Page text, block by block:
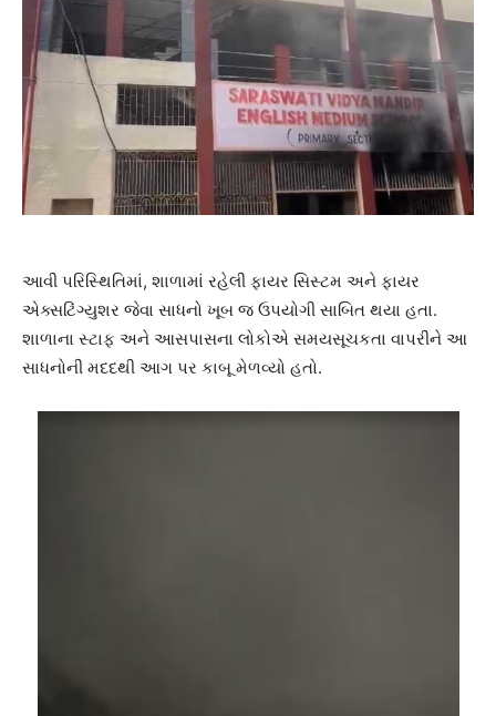
આવી પરિસ્થિતિમાં, શાળામાં રહેલી ફાયર સિસ્ટમ અને ફાયર
એક્સટિંગ્યુશર જેવા સાધનો ખૂબ જ ઉપયોગી સાબિત થયા હતા.
શાળાના સ્ટાફ અને આસપાસના લોકોએ સમયસૂચકતા વાપરીને આ
સાધનોની મદદથી આગ પર કાબૂ મેળવ્યો હતો.